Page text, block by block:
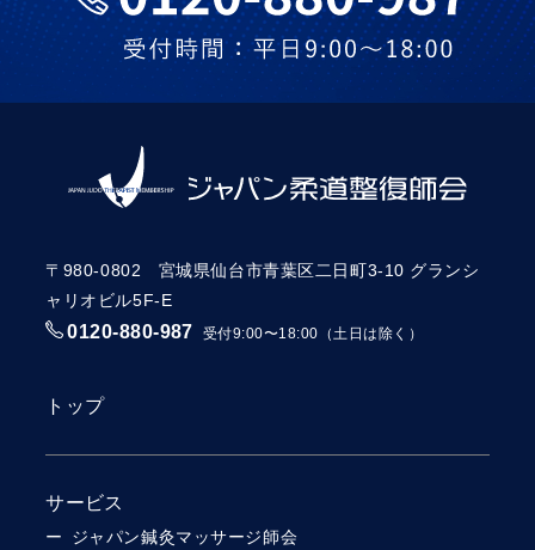
〒980-0802 宮城県仙台市青葉区二日町3-10 グランシ
ャリオビル5F-E
0120-880-987 受付9:00〜18:00（土日は除く）
トップ
サービス
ジャパン鍼灸マッサージ師会